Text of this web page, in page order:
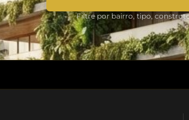
Filtre por bairro, tipo,